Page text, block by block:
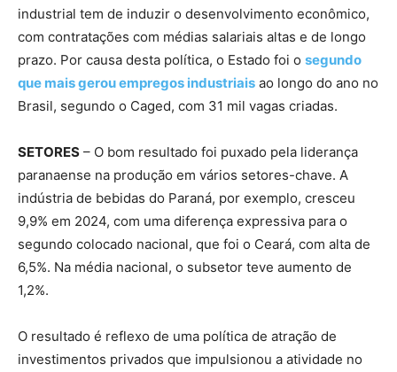
industrial tem de induzir o desenvolvimento econômico,
com contratações com médias salariais altas e de longo
prazo. Por causa desta política, o Estado foi o segundo
que mais gerou empregos industriais ao longo do ano no
Brasil, segundo o Caged, com 31 mil vagas criadas.
SETORES – O bom resultado foi puxado pela liderança
paranaense na produção em vários setores-chave. A
indústria de bebidas do Paraná, por exemplo, cresceu
9,9% em 2024, com uma diferença expressiva para o
segundo colocado nacional, que foi o Ceará, com alta de
6,5%. Na média nacional, o subsetor teve aumento de
1,2%.
O resultado é reflexo de uma política de atração de
investimentos privados que impulsionou a atividade no